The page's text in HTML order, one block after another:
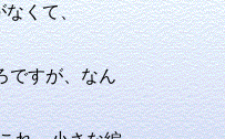
なくて、
ですが、なん